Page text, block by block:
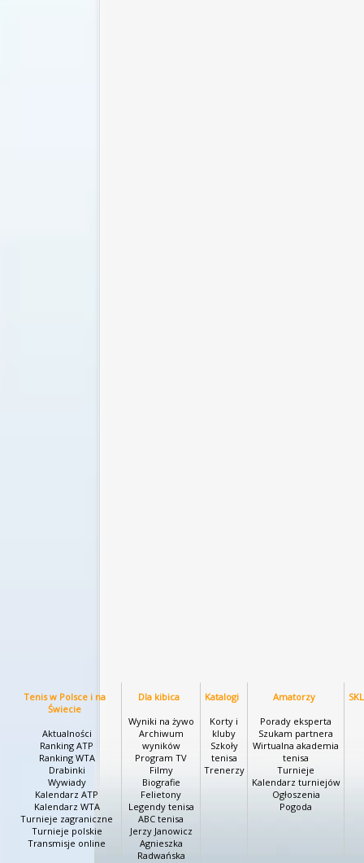
Tenis w Polsce i na
Świecie
Aktualności
Ranking ATP
Ranking WTA
Drabinki
Wywiady
Kalendarz ATP
Kalendarz WTA
Turnieje zagraniczne
Turnieje polskie
Transmisje online
Dla kibica
Wyniki na żywo
Archiwum
wyników
Program TV
Filmy
Biografie
Felietony
Legendy tenisa
ABC tenisa
Jerzy Janowicz
Agnieszka
Radwańska
Katalogi
Korty i
kluby
Szkoły
tenisa
Trenerzy
Amatorzy
Porady eksperta
Szukam partnera
Wirtualna akademia
tenisa
Turnieje
Kalendarz turniejów
Ogłoszenia
Pogoda